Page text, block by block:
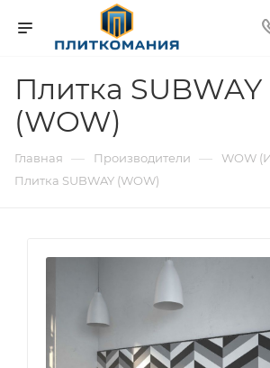
Плитка SUBWAY
(WOW)
Главная — Производители — WOW
Плитка SUBWAY (WOW)